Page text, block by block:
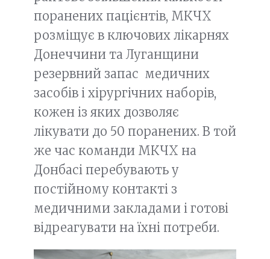
поранених пацієнтів, МКЧХ
розміщує в ключових лікарнях
Донеччини та Луганщини
резервний запас медичних
засобів і хірургічних наборів,
кожен із яких дозволяє
лікувати до 50 поранених. В той
же час команди МКЧХ на
Донбасі перебувають у
постійному контакті з
медичними закладами і готові
відреагувати на їхні потреби.